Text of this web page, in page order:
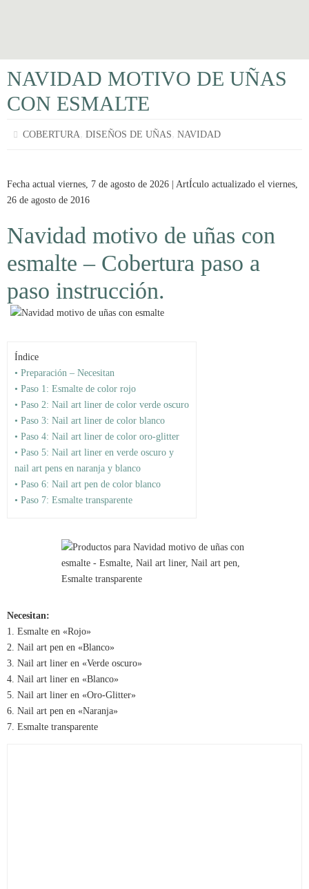
NAVIDAD MOTIVO DE UÑAS
CON ESMALTE
COBERTURA,DISEÑOS DE UÑAS,NAVIDAD
Fecha actual viernes, 7 de agosto de 2026 | ArtÍculo actualizado el viernes,
26 de agosto de 2016
Navidad motivo de uñas con
esmalte – Cobertura paso a
paso instrucción.
Índice
• Preparación – Necesitan
• Paso 1: Esmalte de color rojo
• Paso 2: Nail art liner de color verde oscuro
• Paso 3: Nail art liner de color blanco
• Paso 4: Nail art liner de color oro-glitter
• Paso 5: Nail art liner en verde oscuro y
nail art pens en naranja y blanco
• Paso 6: Nail art pen de color blanco
• Paso 7: Esmalte transparente
Necesitan:
1. Esmalte en «Rojo»
2. Nail art pen en «Blanco»
3. Nail art liner en «Verde oscuro»
4. Nail art liner en «Blanco»
5. Nail art liner en «Oro-Glitter»
6. Nail art pen en «Naranja»
7. Esmalte transparente